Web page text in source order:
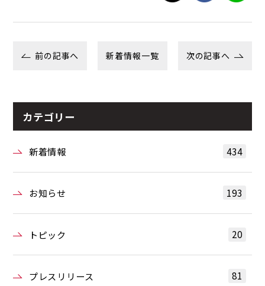
前の記事へ 新着情報一覧 次の記事へ
カテゴリー
新着情報 434
お知らせ 193
トピック 20
プレスリリース 81